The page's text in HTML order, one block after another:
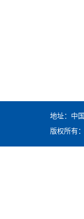
地址：中
版权所有